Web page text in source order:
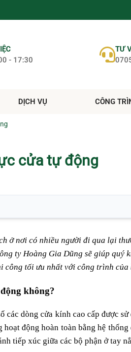
- 17:30
TƯ
DỊCH VỤ CÔNG
cửa tự động
ở nơi có nhiều người đi qua lại
ty Hoàng Gia Dũng sẽ giúp
công tối ưu nhất với công trình của
không?
dòng cửa kính cao cấp được
động hoàn toàn bằng hệ
tiếp xúc giữa các bộ phận ở tay